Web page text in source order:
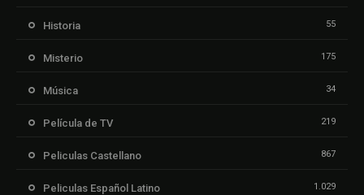
Historia 55
Misterio 175
Música 34
Película de TV 219
Peliculas Castellano 867
Peliculas Español Latino 1.029